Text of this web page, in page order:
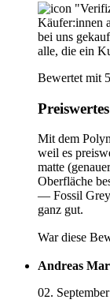
Käufer:innen
bei uns
alle, die ein
Bewertet mit
Mit dem
weil es
matte
Oberfläche
— Fossil
ganz gut.
War diese
Andreas
02.